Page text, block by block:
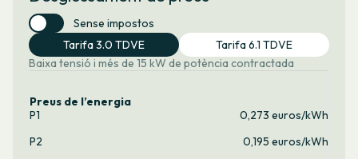
Sense impostos
Tarifa 3.0 TDVE
Tarifa 6.1 TDVE
Baixa tensió i més de 15 kW de potència contractada
Preus de l’energia
P1
0,273 euros/kWh
P2
0,195 euros/kWh